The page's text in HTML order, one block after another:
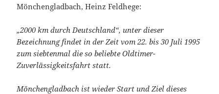
Mönchengladbach, Heinz Feldhege:
„2000 km durch Deutschland“, unter dieser
Bezeichnung findet in der Zeitvom 22. bis 30 Juli 1995
zum siebtenmal die so beliebte Oldtimer-
Zuverlässigkeitsfahrt statt.
Mönchengladbach ist wieder Start und Ziel dieses